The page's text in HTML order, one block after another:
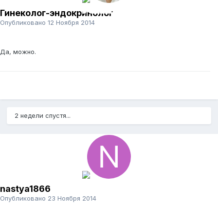
Гинеколог-эндокринолог
Опубликовано 12 Ноября 2014
Да, можно.
2 недели спустя...
nastya1866
Опубликовано 23 Ноября 2014